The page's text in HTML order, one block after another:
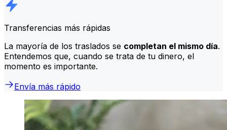
Transferencias más rápidas
La mayoría de los traslados se completan el mismo día.
Entendemos que, cuando se trata de tu dinero, el
momento es importante.
Envía más rápido